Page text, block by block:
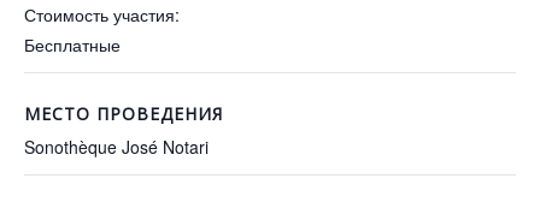
Стоимость участия:
Бесплатные
МЕСТО ПРОВЕДЕНИЯ
Sonothèque José Notari